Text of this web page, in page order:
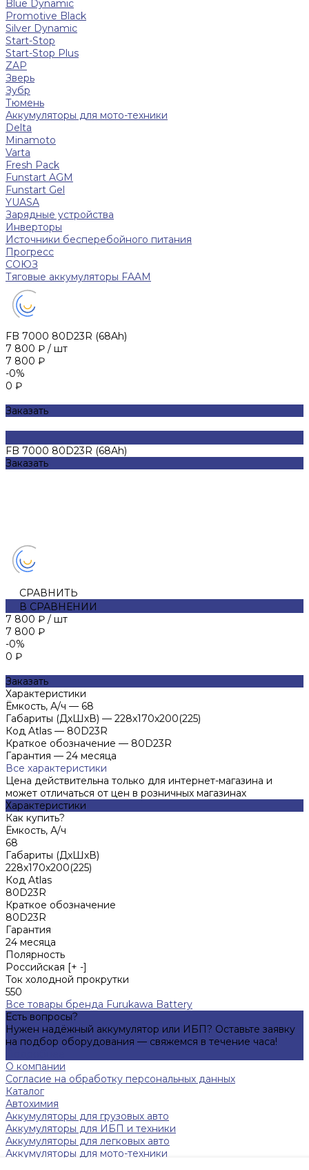
Blue Dynamic
Promotive Black
Silver Dynamic
Start-Stop
Start-Stop Plus
ZAP
Зверь
Зубр
Тюмень
Аккумуляторы для мото-техники
Delta
Minamoto
Varta
Fresh Pack
Funstart AGM
Funstart Gel
YUASA
Зарядные устройства
Инверторы
Источники бесперебойного питания
Прогресс
СОЮЗ
Тяговые аккумуляторы FAAM
FB 7000 80D23R (68Ah)
7 800 ₽ / шт
7 800 ₽
-0%
0 ₽
Заказать
FB 7000 80D23R (68Ah)
Заказать
СРАВНИТЬ
В СРАВНЕНИИ
7 800 ₽ / шт
7 800 ₽
-0%
0 ₽
Заказать
Характеристики
Ёмкость, А/ч — 68
Габариты (ДхШхВ) — 228x170x200(225)
Код Atlas — 80D23R
Краткое обозначение — 80D23R
Гарантия — 24 месяца
Все характеристики
Цена действительна только для интернет-магазина и
может отличаться от цен в розничных магазинах
Характеристики
Как купить?
Ёмкость, А/ч
68
Габариты (ДхШхВ)
228x170x200(225)
Код Atlas
80D23R
Краткое обозначение
80D23R
Гарантия
24 месяца
Полярность
Российская [+ -]
Ток холодной прокрутки
550
Все товары бренда Furukawa Battery
Есть вопросы?
Нужен надёжный аккумулятор или ИБП? Оставьте заявку
на подбор оборудования — свяжемся в течение часа!
О компании
Согласие на обработку персональных данных
Каталог
Автохимия
Аккумуляторы для грузовых авто
Аккумуляторы для ИБП и техники
Аккумуляторы для легковых авто
Аккумуляторы для мото-техники